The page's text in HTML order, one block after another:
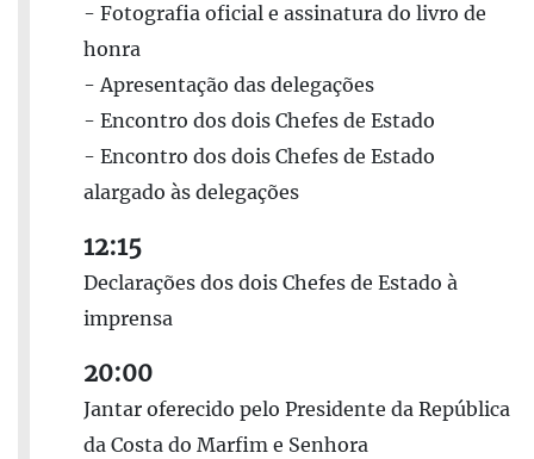
- Fotografia oficial e assinatura do livro de
honra
- Apresentação das delegações
- Encontro dos dois Chefes de Estado
- Encontro dos dois Chefes de Estado
alargado às delegações
12:15
Declarações dos dois Chefes de Estado à
imprensa
20:00
Jantar oferecido pelo Presidente da República
da Costa do Marfim e Senhora